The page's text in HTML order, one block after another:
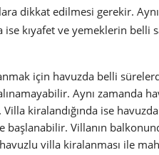
dikkat edilmesi gerekir.
ise kıyafet ve yemeklerin belli
için havuzda belli
Aynı zamanda
kiralandığında ise
başlanabilir. Villanın
villa kiralanması ile